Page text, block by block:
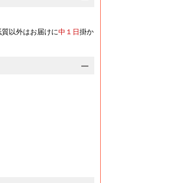
-
以外はお届けに中１日掛か